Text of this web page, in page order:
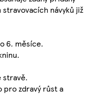
návyků již
6. měsíce.
stravě.
pro zdravý růst a